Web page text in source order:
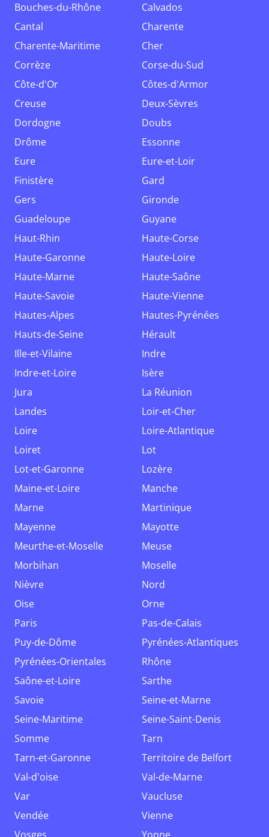
Bouches-du-Rhône
Calvados
Cantal
Charente
Charente-Maritime
Cher
Corrèze
Corse-du-Sud
Côte-d'Or
Côtes-d'Armor
Creuse
Deux-Sèvres
Dordogne
Doubs
Drôme
Essonne
Eure
Eure-et-Loir
Finistère
Gard
Gers
Gironde
Guadeloupe
Guyane
Haut-Rhin
Haute-Corse
Haute-Garonne
Haute-Loire
Haute-Marne
Haute-Saône
Haute-Savoie
Haute-Vienne
Hautes-Alpes
Hautes-Pyrénées
Hauts-de-Seine
Hérault
Ille-et-Vilaine
Indre
Indre-et-Loire
Isère
Jura
La Réunion
Landes
Loir-et-Cher
Loire
Loire-Atlantique
Loiret
Lot
Lot-et-Garonne
Lozère
Maine-et-Loire
Manche
Marne
Martinique
Mayenne
Mayotte
Meurthe-et-Moselle
Meuse
Morbihan
Moselle
Nièvre
Nord
Oise
Orne
Paris
Pas-de-Calais
Puy-de-Dôme
Pyrénées-Atlantiques
Pyrénées-Orientales
Rhône
Saône-et-Loire
Sarthe
Savoie
Seine-et-Marne
Seine-Maritime
Seine-Saint-Denis
Somme
Tarn
Tarn-et-Garonne
Territoire de Belfort
Val-d'oise
Val-de-Marne
Var
Vaucluse
Vendée
Vienne